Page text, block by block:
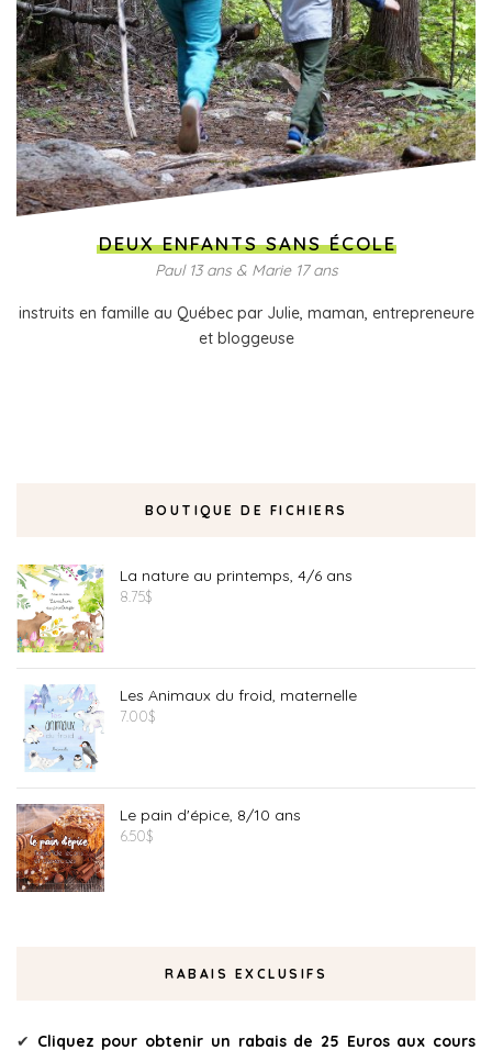
DEUX ENFANTS SANS ÉCOLE
Paul 13 ans & Marie 17 ans
instruits en famille au Québec par Julie, maman, entrepreneure
et bloggeuse
BOUTIQUE DE FICHIERS
La nature au printemps, 4/6 ans
8.75$
Les Animaux du froid, maternelle
7.00$
Le pain d'épice, 8/10 ans
6.50$
RABAIS EXCLUSIFS
✔ Cliquez pour obtenir un rabais de 25 Euros aux cours